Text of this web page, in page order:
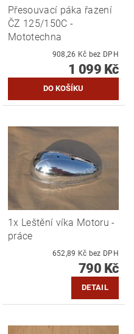
Přesouvací páka řazení
ČZ 125/150C -
Mototechna
908,26 Kč bez DPH
1 099 Kč
1x Leštění víka Motoru -
práce
652,89 Kč bez DPH
790 Kč
DETAIL